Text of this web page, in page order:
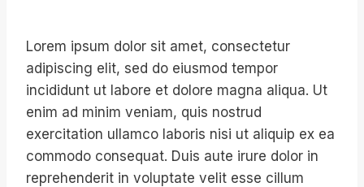
Lorem ipsum dolor sit amet, consectetur
adipiscing elit, sed do eiusmod tempor
incididunt ut labore et dolore magna aliqua. Ut
enim ad minim veniam, quis nostrud
exercitation ullamco laboris nisi ut aliquip ex ea
commodo consequat. Duis aute irure dolor in
reprehenderit in voluptate velit esse cillum